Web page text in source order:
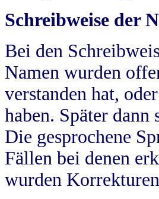
Schreibweise der
Bei den
Namen wurden
verstanden hat,
haben. Später
Die gesprochene
Fällen bei denen
wurden